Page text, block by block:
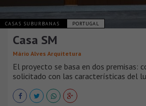
CASAS SUBURBANAS PORTUGAL
Casa SM
Mário Alves Arquitetura
El proyecto se basa en dos premisas:
solicitado con las características del